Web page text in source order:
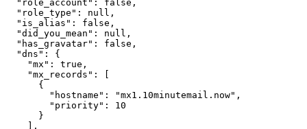
  "role_account": false,
  "role_type": null,
  "is_alias": false,
  "did_you_mean": null,
  "has_gravatar": false,
  "dns": {
    "mx": true,
    "mx_records": [
      {
        "hostname": "mx1.10minutemail.now",
        "priority": 10
      }
    ],